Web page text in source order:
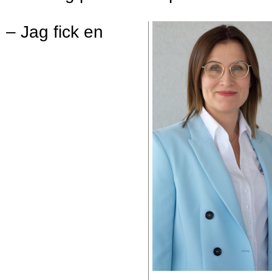
– Jag fick en